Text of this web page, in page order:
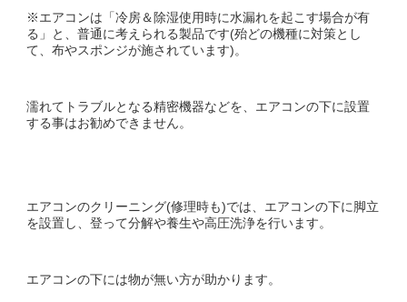
※エアコンは「冷房＆除湿使用時に水漏れを起こす場合が有
る」と、普通に考えられる製品です(殆どの機種に対策とし
て、布やスポンジが施されています)。
濡れてトラブルとなる精密機器などを、エアコンの下に設置
する事はお勧めできません。
エアコンのクリーニング(修理時も)では、エアコンの下に脚立
を設置し、登って分解や養生や高圧洗浄を行います。
エアコンの下には物が無い方が助かります。